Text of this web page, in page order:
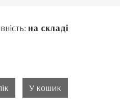
на складі
У кошик